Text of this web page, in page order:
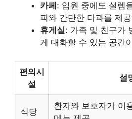
카페 : 입원 중에도 설렘
피와 간단한 다과를 제
휴게실: 가족 및 친구가
게 대화할 수 있는 공간
편의시
설
설
식당
환자와 보호자가 이